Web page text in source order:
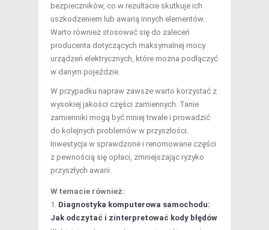
bezpieczników, co w rezultacie skutkuje ich
uszkodzeniem lub awarią innych elementów.
Warto również stosować się do zaleceń
producenta dotyczących maksymalnej mocy
urządzeń elektrycznych, które można podłączyć
w danym pojeździe.
W przypadku napraw zawsze warto korzystać z
wysokiej jakości części zamiennych. Tanie
zamienniki mogą być mniej trwałe i prowadzić
do kolejnych problemów w przyszłości.
Inwestycja w sprawdzone i renomowane części
z pewnością się opłaci, zmniejszając ryzyko
przyszłych awarii.
W temacie również:
Diagnostyka komputerowa samochodu:
Jak odczytać i zinterpretować kody błędów